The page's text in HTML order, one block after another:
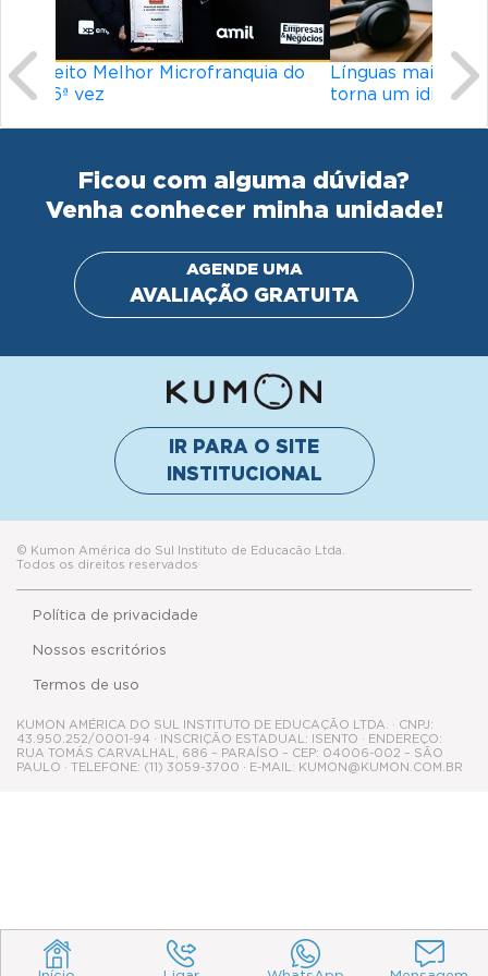
Línguas mais difíceis do mundo: o que
torna um idioma desafiador?
Ficou com alguma dúvida?
Venha conhecer minha unidade!
AGENDE UMA
AVALIAÇÃO GRATUITA
IR PARA O SITE
INSTITUCIONAL
© Kumon América do Sul Instituto de Educacão Ltda.
Todos os direitos reservados
Política de privacidade
Termos de uso
Nossos escritórios
KUMON AMÉRICA DO SUL INSTITUTO DE EDUCAÇÃO LTDA. · CNPJ:
43.950.252/0001-94 · INSCRIÇÃO ESTADUAL: ISENTO · ENDEREÇO:
RUA TOMÁS CARVALHAL, 686 – PARAÍSO – CEP: 04006-002 – SÃO
PAULO · TELEFONE: (11) 3059-3700 · E-MAIL: KUMON@KUMON.COM.BR